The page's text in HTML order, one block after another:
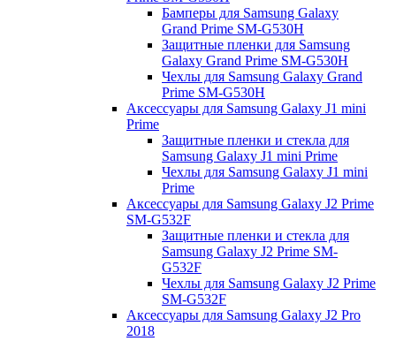
Бамперы для Samsung Galaxy
Grand Prime SM-G530H
Защитные пленки для Samsung
Galaxy Grand Prime SM-G530H
Чехлы для Samsung Galaxy Grand
Prime SM-G530H
Аксессуары для Samsung Galaxy J1 mini
Prime
Защитные пленки и стекла для
Samsung Galaxy J1 mini Prime
Чехлы для Samsung Galaxy J1 mini
Prime
Аксессуары для Samsung Galaxy J2 Prime
SM-G532F
Защитные пленки и стекла для
Samsung Galaxy J2 Prime SM-
G532F
Чехлы для Samsung Galaxy J2 Prime
SM-G532F
Аксессуары для Samsung Galaxy J2 Pro
2018